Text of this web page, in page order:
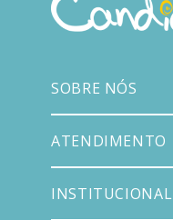
SOBRE NÓS
ATENDIMENTO
INSTITUCIONAL